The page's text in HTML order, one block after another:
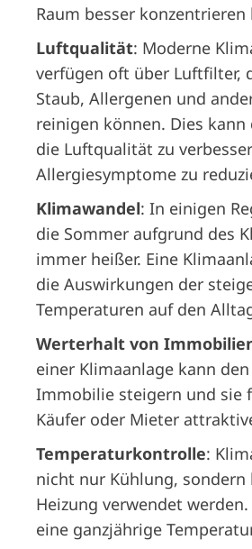
Raum besser konzentrieren
Luftqualität: Moderne
verfügen oft über Luftfilter,
Staub, Allergenen und
reinigen können. Dies kann
die Luftqualität zu
Allergiesymptome zu
Klimawandel: In einigen
die Sommer aufgrund des
immer heißer. Eine
die Auswirkungen der
Temperaturen auf den
Werterhalt von
einer Klimaanlage kann
Immobilie steigern und sie
Käufer oder Mieter
Temperaturkontrolle:
nicht nur Kühlung, sondern
Heizung verwendet
eine ganzjährige